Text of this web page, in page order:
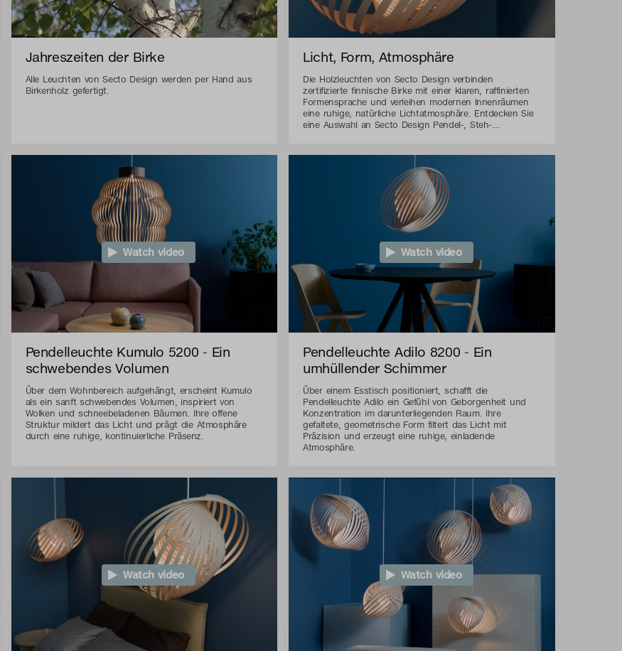
Jahreszeiten der Birke
Alle Leuchten von Secto Design werden per Hand aus
Birkenholz gefertigt.
Licht, Form, Atmosphäre
Die Holzleuchten von Secto Design verbinden
zertifizierte finnische Birke mit einer klaren, raffinierten
Formensprache und verleihen modernen Innenräumen
eine ruhige, natürliche Lichtatmosphäre. Entdecken Sie
eine Auswahl an Secto Design Pendel-, Steh-...
Watch video
Pendelleuchte Kumulo 5200 - Ein
schwebendes Volumen
Über dem Wohnbereich aufgehängt, erscheint Kumulo
als ein sanft schwebendes Volumen, inspiriert von
Wolken und schneebeladenen Bäumen. Ihre offene
Struktur mildert das Licht und prägt die Atmosphäre
durch eine ruhige, kontinuierliche Präsenz.
Watch video
Pendelleuchte Adilo 8200 - Ein
umhüllender Schimmer
Über einem Esstisch positioniert, schafft die
Pendelleuchte Adilo ein Gefühl von Geborgenheit und
Konzentration im darunterliegenden Raum. Ihre
gefaltete, geometrische Form filtert das Licht mit
Präzision und erzeugt eine ruhige, einladende
Atmosphäre.
Watch video Watch video